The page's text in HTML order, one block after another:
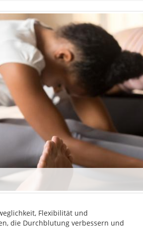
Flexibilität und
die Durchblutung verbessern und